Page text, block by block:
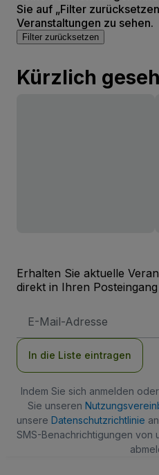
Sie auf „Filter
Veranstaltungen zu sehen.
Filter zurücksetzen
Kürzlich
Erhalten Sie aktuelle
direkt in Ihren Posteingang
Mail-
In die Liste eintragen
Indem Sie sich anmelden
Sie unseren
unsere Datenschutzrichtlinie
SMS-Benachrichtigungen von